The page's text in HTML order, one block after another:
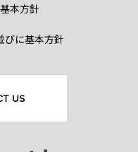
本方針
びに基本方針